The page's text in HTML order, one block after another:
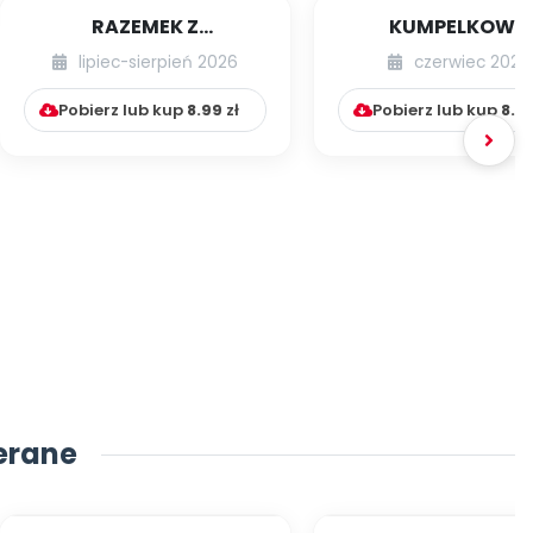
RAZEMEK Z
KUMPELKOWA
lipiec-sierpień 2026
Pobierz lub kup 8.99 zł
KUMPELKOWO
czerwiec 2026
Pobierz lub kup